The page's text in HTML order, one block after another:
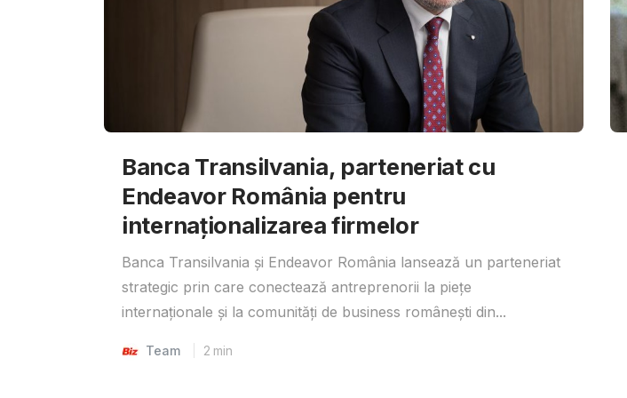
Banca Transilvania, parteneriat cu
Endeavor România pentru
internaționalizarea firmelor
Banca Transilvania și Endeavor România lansează un parteneriat
strategic prin care conectează antreprenorii la piețe
internaționale și la comunități de business românești din...
Team 2 min